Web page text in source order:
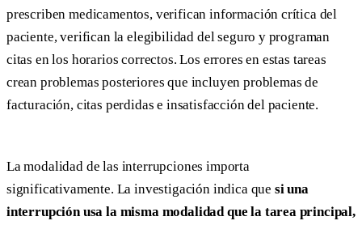
prescriben medicamentos, verifican información crítica del
paciente, verifican la elegibilidad del seguro y programan
citas en los horarios correctos. Los errores en estas tareas
crean problemas posteriores que incluyen problemas de
facturación, citas perdidas e insatisfacción del paciente.
La modalidad de las interrupciones importa
significativamente. La investigación indica que si una
interrupción usa la misma modalidad que la tarea principal,